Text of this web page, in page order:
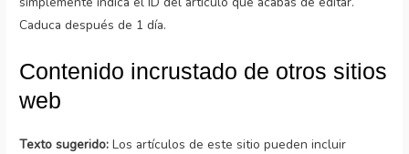
Caduca después de 1 día.
Contenido incrustado de otros sitios
web
Texto sugerido:Los artículos de este sitio pueden incluir